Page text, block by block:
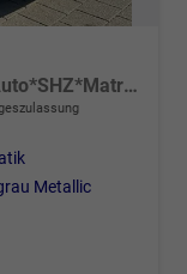
R-Line 1.0 TSI DSG AHK*Android Auto*SHZ*Matrix-LED*Kamera*Keyless*18"
Metallic